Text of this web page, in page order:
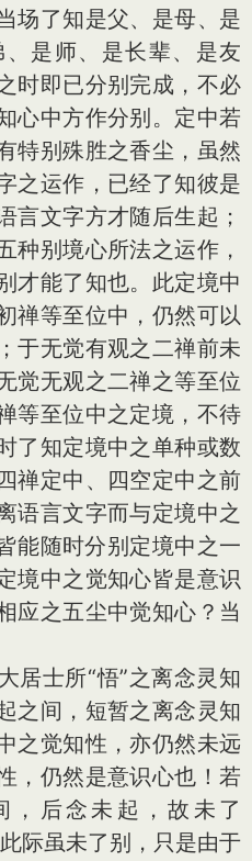
场了知是父、是母、是
是师、是长辈、是友
时即已分别完成，不必
心中方作分别。定中若
特别殊胜之香尘，虽然
之运作，已经了知彼是
言文字方才随后生起；
种别境心所法之运作，
才能了知也。此定境中
禅等至位中，仍然可以
于无觉有观之二禅前未
觉无观之二禅之等至位
等至位中之定境，不待
了知定境中之单种或数
禅定中、四空定中之前
语言文字而与定境中之
随时分别定境中之一
境中之觉知心皆是意识
应之五尘中觉知心？当
士所“悟”之离念灵知
之间，短暂之离念灵知
之觉知性，亦仍然未远
，仍然是意识心也！若
，后念未起，故未了
际虽未了别，只是由于